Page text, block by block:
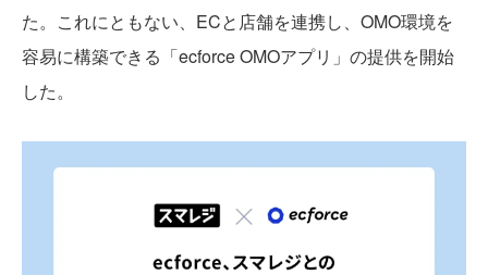
た。これにともない、ECと店舗を連携し、OMO環境を
容易に構築できる「ecforce OMOアプリ」の提供を開始
した。